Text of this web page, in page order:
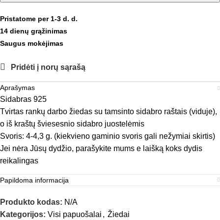
Pristatome per 1-3 d. d.
14 dienų grąžinimas
Saugus mokėjimas
Pridėti į norų sąrašą
Aprašymas
Sidabras 925
Tvirtas rankų darbo žiedas su tamsinto sidabro raštais (viduje),
o iš kraštų šviesesnio sidabro juostelėmis
Svoris: 4-4,3 g. (kiekvieno gaminio svoris gali nežymiai skirtis)
Jei nėra Jūsų dydžio, parašykite mums e laišką koks dydis
reikalingas
Papildoma informacija
Produkto kodas: N/A
Kategorijos: Visi papuošalai , Žiedai